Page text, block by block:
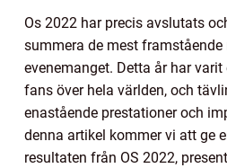
Os 2022 har precis avslutats
summera de mest
evenemanget. Detta år har
fans över hela världen, och
enastående prestationer och
denna artikel kommer vi att ge
resultaten från OS 2022,